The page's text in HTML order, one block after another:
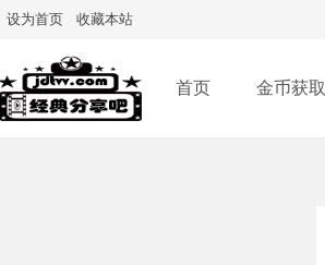
设为首页 收藏本站
首页 金币获取